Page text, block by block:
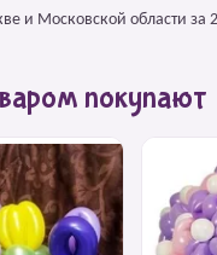
и Московской области за
покупают